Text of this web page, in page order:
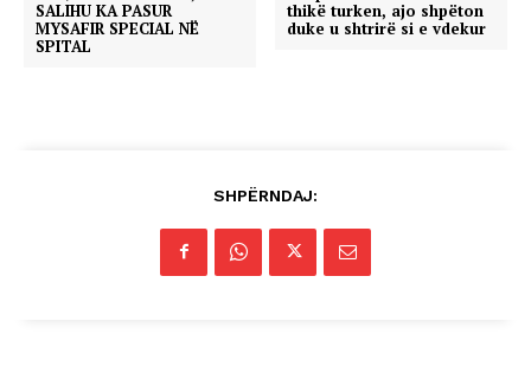
SALIHU KA PASUR
MYSAFIR SPECIAL NË
SPITAL
thikë turken, ajo shpëton
duke u shtrirë si e vdekur
SHPËRNDAJ: